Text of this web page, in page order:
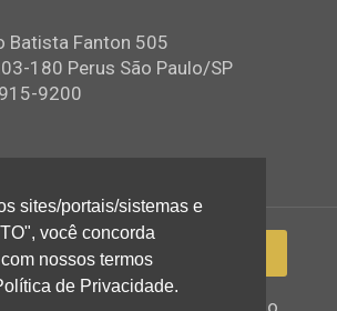
Batista Fanton 505
180 Perus São Paulo/SP
9200
Assembleia de Deus Ministério
sites/portais/sistemas e
você concorda
nossos termos
de Privacidade.